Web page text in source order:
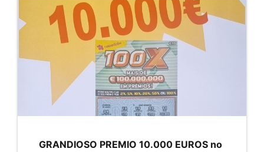
GRANDIOSO PREMIO 10.000 EUROS no